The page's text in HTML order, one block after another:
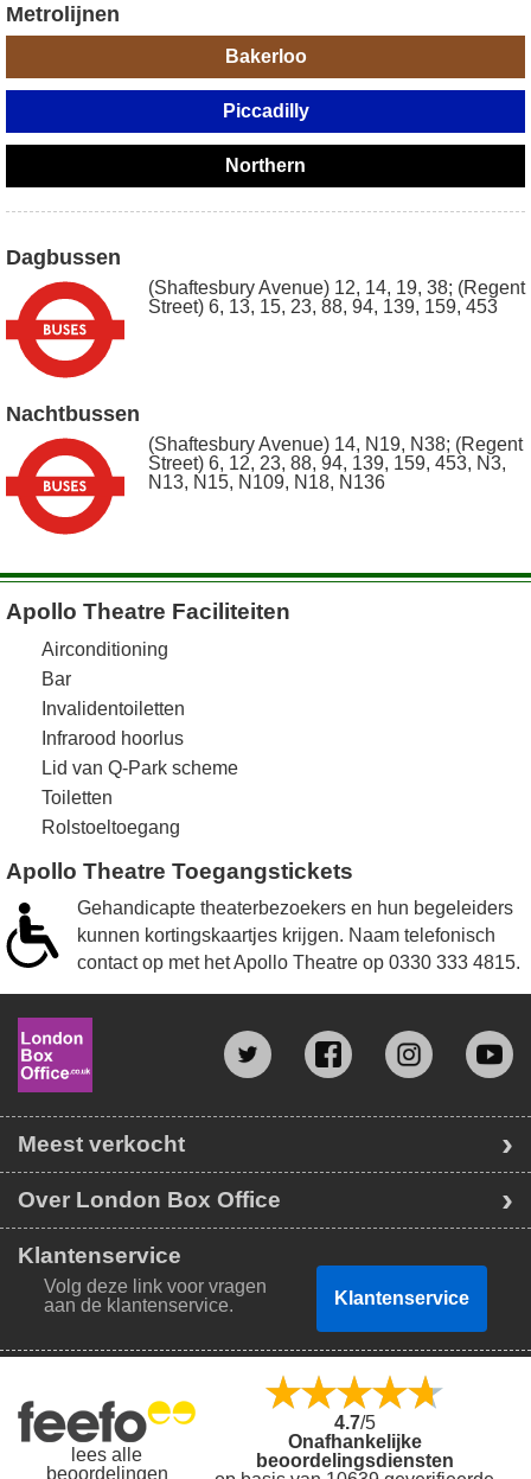
Apollo Theatre Faciliteiten
Airconditioning
Bar
Invalidentoiletten
Infrarood hoorlus
Lid van Q-Park scheme
Toiletten
Rolstoeltoegang
Apollo Theatre Toegangstickets
Gehandicapte theaterbezoekers en hun begeleiders
kunnen kortingskaartjes krijgen. Naam telefonisch
contact op met het Apollo Theatre op 0330 333 4815.
Metrolijnen
Bakerloo
Piccadilly
Northern
Dagbussen
(Shaftesbury Avenue) 12, 14, 19, 38; (Regent
Street) 6, 13, 15, 23, 88, 94, 139, 159, 453
Nachtbussen
(Shaftesbury Avenue) 14, N19, N38; (Regent
Street) 6, 12, 23, 88, 94, 139, 159, 453, N3,
N13, N15, N109, N18, N136
Meest verkocht
Over London Box Office
Klantenservice
Volg deze link voor vragen
aan de klantenservice.
Klantenservice
lees alle
beoordelingen
4.7/5
Onafhankelijke
beoordelingsdiensten